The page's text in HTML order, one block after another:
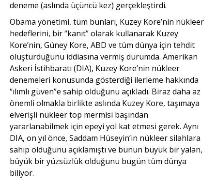
deneme (aslında üçüncü kez) gerçekleştirdi.
Obama yönetimi, tüm bunları, Kuzey Kore’nin nükleer
hedeflerini, bir “kanıt” olarak kullanarak Kuzey
Kore’nin, Güney Kore, ABD ve tüm dünya için tehdit
oluşturduğunu iddiasına vermiş durumda. Amerikan
Askeri İstihbaratı (DIA), Kuzey Kore’nin nükleer
denemeleri konusunda gösterdiği ilerleme hakkında
“ılımlı güven”e sahip olduğunu açıkladı. Biraz daha az
önemli olmakla birlikte aslında Kuzey Kore, taşımaya
elverişli nükleer top mermisi başından
yararlanabilmek için epeyi yol kat etmesi gerek. Aynı
DIA, on yıl önce, Saddam Hüseyin’in nükleer silahlara
sahip olduğunu açıklamıştı ve bunun büyük bir yalan,
büyük bir yüzsüzlük olduğunu bugün tüm dünya
biliyor.